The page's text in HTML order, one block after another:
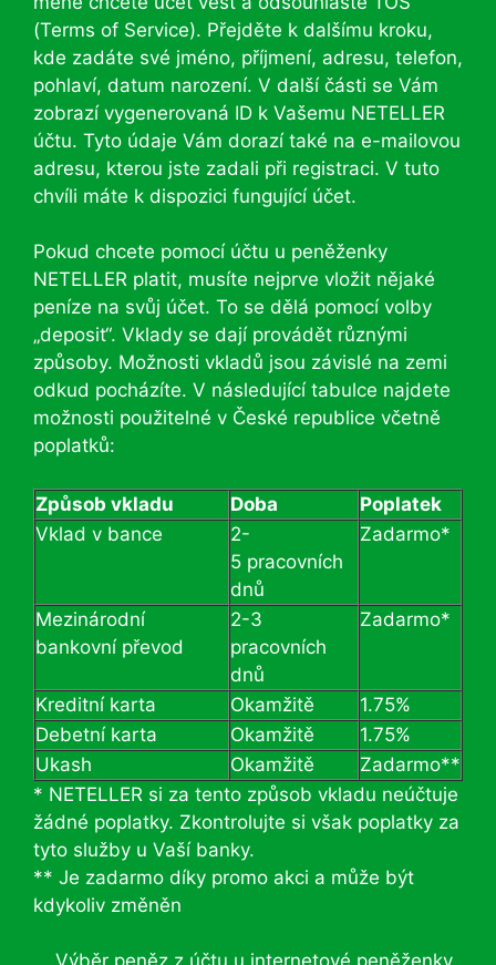
(Terms of Service). Přejděte k dalšímu kroku,
kde zadáte své jméno, příjmení, adresu, telefon,
pohlaví, datum narození. V další části se Vám
zobrazí vygenerovaná ID k Vašemu NETELLER
účtu. Tyto údaje Vám dorazí také na e-mailovou
adresu, kterou jste zadali při registraci. V tuto
chvíli máte k dispozici fungující účet.
Pokud chcete pomocí účtu u peněženky
NETELLER platit, musíte nejprve vložit nějaké
peníze na svůj účet. To se dělá pomocí volby
„deposit“. Vklady se dají provádět různými
způsoby. Možnosti vkladů jsou závislé na zemi
odkud pocházíte. V následující tabulce najdete
možnosti použitelné v České republice včetně
poplatků:
Způsob vkladu Doba
Poplatek
Vklad v bance
2-
5 pracovních
dnů
Zadarmo*
Mezinárodní
bankovní převod
2-3
pracovních
dnů
Zadarmo*
Kreditní karta Okamžitě
1.75%
Debetní karta
Okamžitě
1.75%
Ukash
Okamžitě
Zadarmo**
* NETELLER si za tento způsob vkladu neúčtuje
žádné poplatky. Zkontrolujte si však poplatky za
tyto služby u Vaší banky.
** Je zadarmo díky promo akci a může být
kdykoliv změněn
Výběr peněz z účtu u internetové peněženky